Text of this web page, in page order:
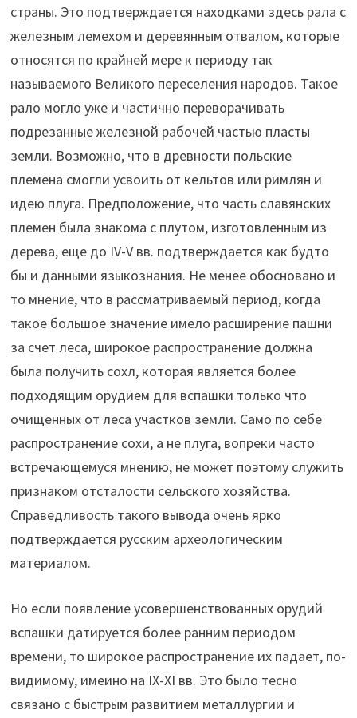
страны. Это подтверждается находками здесь рала с
железным лемехом и деревянным отвалом, которые
относятся по крайней мере к периоду так
называемого Великого переселения народов. Такое
рало могло уже и частично переворачивать
подрезанные железной рабочей частью пласты
земли. Возможно, что в древности польские
племена смогли усвоить от кельтов или римлян и
идею плуга. Предположение, что часть славянских
племен была знакома с плутом, изготовленным из
дерева, еще до IV-V вв. подтверждается как будто
бы и данными языкознания. Не менее обосновано и
то мнение, что в рассматриваемый период, когда
такое большое значение имело расширение пашни
за счет леса, широкое распространение должна
была получить сохл, которая является более
подходящим орудием для вспашки только что
очищенных от леса участков земли. Само по себе
распространение сохи, а не плуга, вопреки часто
встречающемуся мнению, не может поэтому служить
признаком отсталости сельского хозяйства.
Справедливость такого вывода очень ярко
подтверждается русским археологическим
материалом.
Но если появление усовершенствованных орудий
вспашки датируется более ранним периодом
времени, то широкое распространение их падает, по-
видимому, имеино на IX-XI вв. Это было тесно
связано с быстрым развитием металлургии и